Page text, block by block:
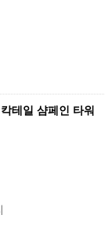
테일 샴페인 타워